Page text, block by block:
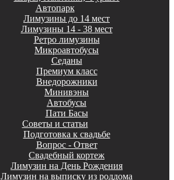
Автопарк
Лимузины до 14 мест
Лимузины 14 - 38 мест
Ретро лимузины
Микроавтобусы
Седаны
Премиум класс
Внедорожники
Минивэны
Автобусы
Пати Басы
Советы и статьи
Подготовка к свадьбе
Вопрос - Ответ
Свадебный кортеж
Лимузин на День Рождения
Лимузин на выписку из роддома